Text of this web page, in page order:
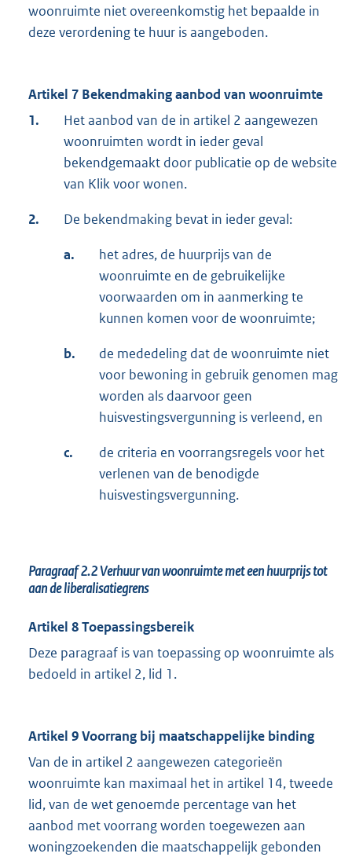
woonruimte niet overeenkomstig het bepaalde in
deze verordening te huur is aangeboden.
Artikel 7 Bekendmaking aanbod van woonruimte
1.
Het aanbod van de in artikel 2 aangewezen
woonruimten wordt in ieder geval
bekendgemaakt door publicatie op de website
van Klik voor wonen.
2. De bekendmaking bevat in ieder geval:
a.
het adres, de huurprijs van de
woonruimte en de gebruikelijke
voorwaarden om in aanmerking te
kunnen komen voor de woonruimte;
b.
de mededeling dat de woonruimte niet
voor bewoning in gebruik genomen mag
worden als daarvoor geen
huisvestingsvergunning is verleend, en
c.
de criteria en voorrangsregels voor het
verlenen van de benodigde
huisvestingsvergunning.
Paragraaf 2.2Verhuur van woonruimte met een huurprijs tot
aan de liberalisatiegrens
Artikel 8 Toepassingsbereik
Deze paragraaf is van toepassing op woonruimte als
bedoeld in artikel 2, lid 1.
Artikel 9 Voorrang bij maatschappelijke binding
Van de in artikel 2 aangewezen categorieën
woonruimte kan maximaal het in artikel 14, tweede
lid, van de wet genoemde percentage van het
aanbod met voorrang worden toegewezen aan
woningzoekenden die maatschappelijk gebonden